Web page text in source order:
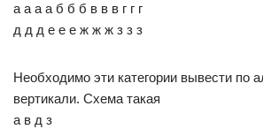
а а а а б б б в в в г г г
д д д е е е ж ж ж з з з
Необходимо эти категории вывести по
вертикали. Схема такая
а в д з